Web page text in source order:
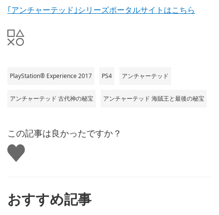
｢アンチャーテッド｣シリーズポータルサイトはこちら
PlayStation® Experience 2017 PS4 アンチャーテッド
アンチャーテッド 古代神の秘宝 アンチャーテッド 海賊王と最後の秘宝
この記事は良かったですか？
い
い
おすすめ記事